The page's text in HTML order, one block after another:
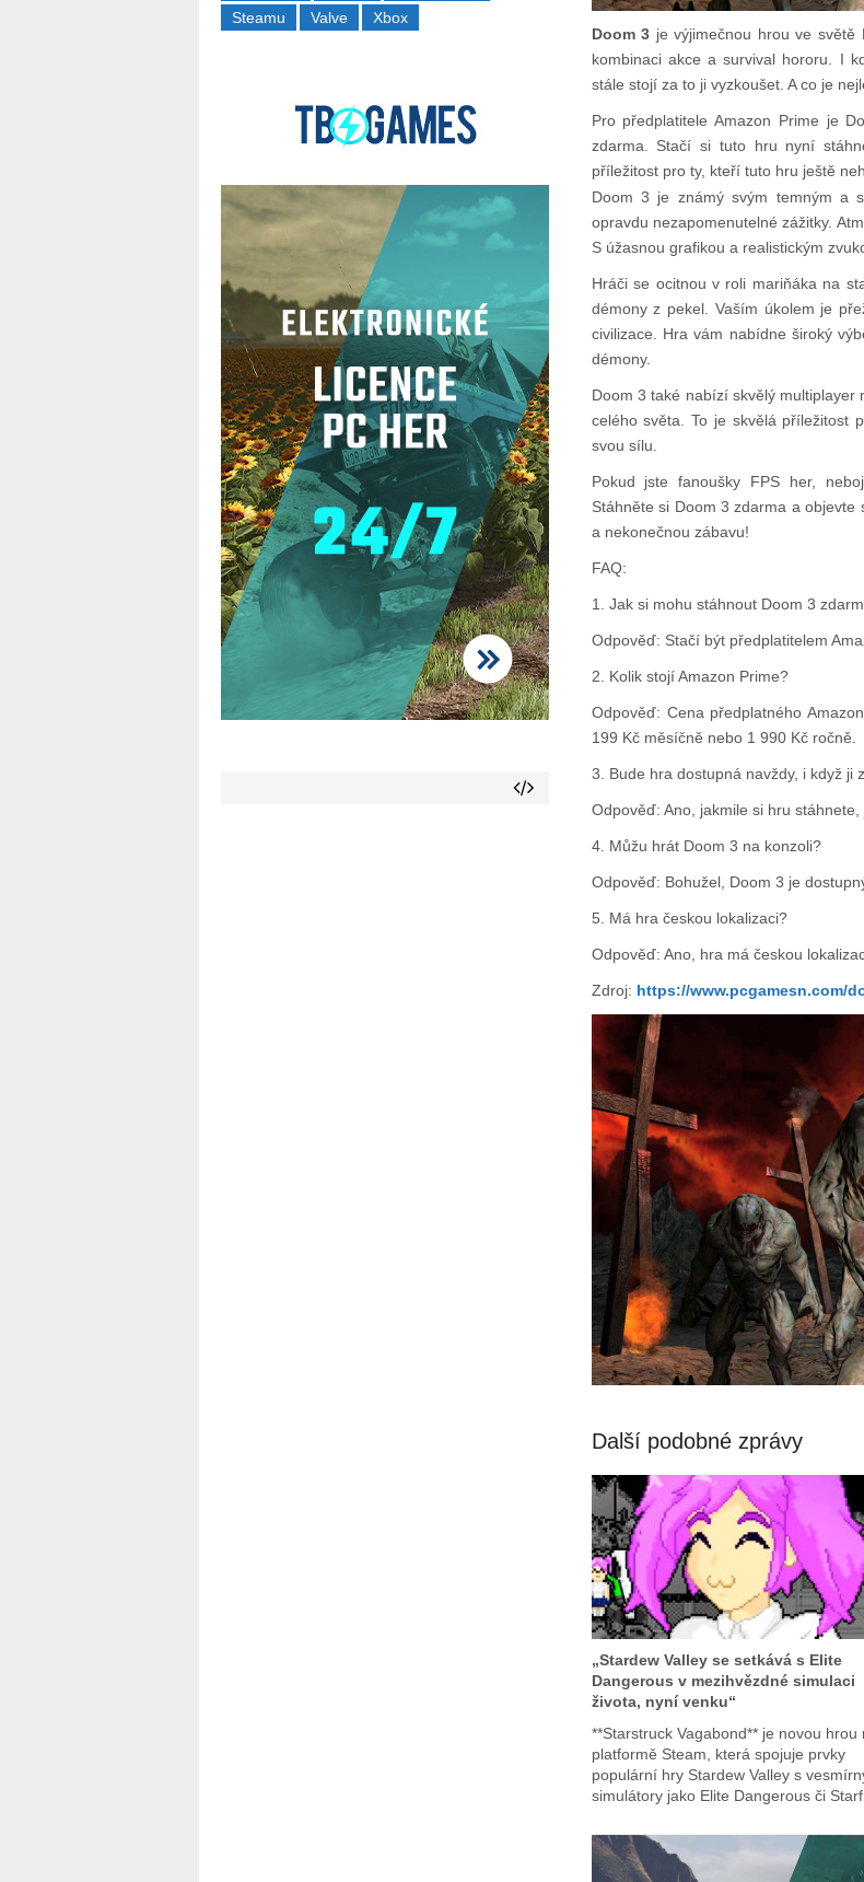
Doom 3 je výjimečnou hrou ve světě
kombinaci akce a survival hororu. I
stále stojí za to ji vyzkoušet. A co je
Pro předplatitele Amazon Prime je
zdarma. Stačí si tuto hru nyní
příležitost pro ty, kteří tuto hru ještě
Doom 3 je známý svým temným a
opravdu nezapomenutelné zážitky.
S úžasnou grafikou a realistickým
Hráči se ocitnou v roli mariňáka na
démony z pekel. Vaším úkolem je
civilizace. Hra vám nabídne široký
démony.
Doom 3 také nabízí skvělý
celého světa. To je skvělá příležitost
svou sílu.
Pokud jste fanoušky FPS her,
Stáhněte si Doom 3 zdarma a
a nekonečnou zábavu!
FAQ:
1. Jak si mohu stáhnout Doom 3
Odpověď: Stačí být předplatitelem
2. Kolik stojí Amazon Prime?
Odpověď: Cena předplatného
199 Kč měsíčně nebo 1 990 Kč ročně.
3. Bude hra dostupná navždy, i když ji
Odpověď: Ano, jakmile si hru stáhnete,
4. Můžu hrát Doom 3 na konzoli?
Odpověď: Bohužel, Doom 3 je
5. Má hra českou lokalizaci?
Odpověď: Ano, hra má českou
Zdroj: https://www.pcgamesn.com/
Další podobné zprávy
„Stardew Valley se setkává s Elite
Dangerous v mezihvězdné simulaci
života, nyní venku“
**Starstruck Vagabond** je novou hrou
platformě Steam, která spojuje prvky
populární hry Stardew Valley s
simulátory jako Elite Dangerous či
Steamu
Valve Xbox